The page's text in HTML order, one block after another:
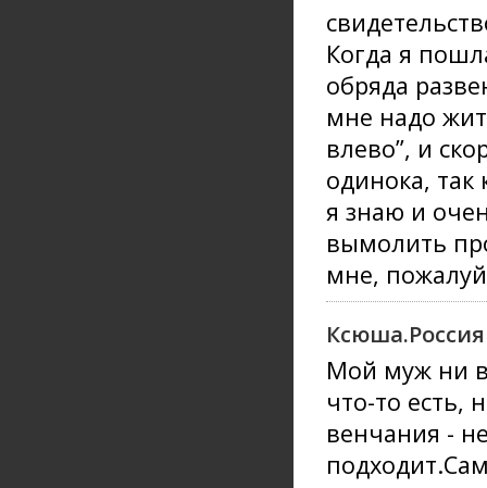
Когда я
обряда
мне надо
влево”, и
одинока, так
я знаю и
вымолить
мне,
Ксюша.Россия
Мой муж ни
что-то есть,
венчания -